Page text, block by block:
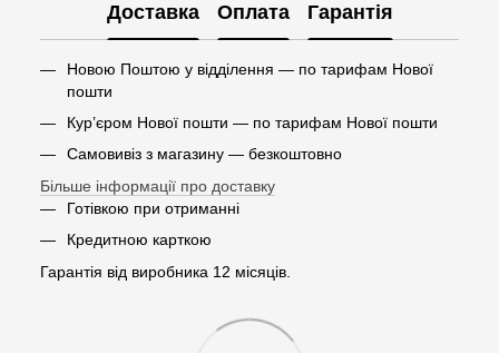
Доставка Оплата Гарантія
Новою Поштою у відділення — по тарифам Нової
пошти
Кур’єром Нової пошти — по тарифам Нової пошти
Самовивіз з магазину — безкоштовно
Більше інформації про доставку
Готівкою при отриманні
Кредитною карткою
Гарантія від виробника 12 місяців.